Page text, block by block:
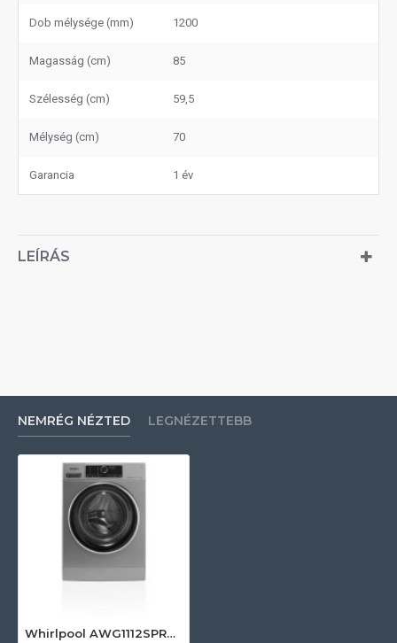
Dob mélysége (mm) 1200
Magasság (cm) 85
Szélesség (cm) 59,5
Mélység (cm) 70
Garancia 1 év
LEÍRÁS
NEMRÉG NÉZTED LEGNÉZETTEBB
Whirlpool AWG1112SPRO Ipari mosógép